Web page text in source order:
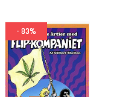
- 83%